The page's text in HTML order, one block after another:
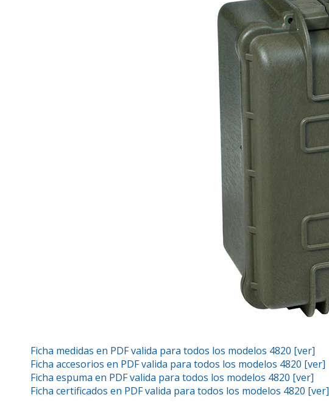
Ficha medidas en PDF valida para todos los modelos 4820 [ver]
Ficha accesorios en PDF valida para todos los modelos 4820 [ver]
Ficha espuma en PDF valida para todos los modelos 4820 [ver]
Ficha certificados en PDF valida para todos los modelos 4820 [ver]